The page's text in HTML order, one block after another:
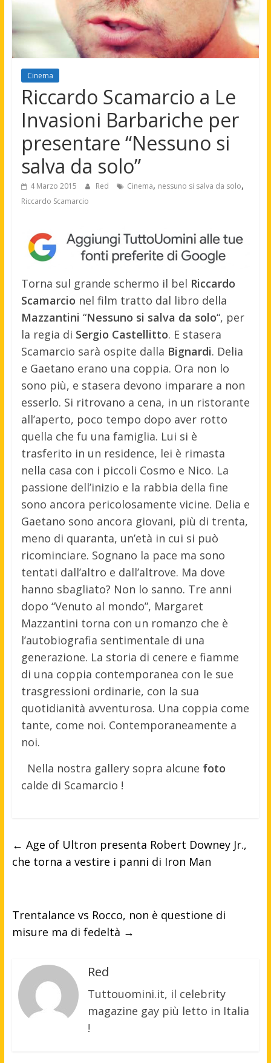
Cinema
Riccardo Scamarcio a Le
Invasioni Barbariche per
presentare “Nessuno si
salva da solo”
4 Marzo 2015 Red Cinema, nessuno si salva da solo,
Riccardo Scamarcio
Torna sul grande schermo il bel Riccardo
Scamarcio nel film tratto dal libro della
Mazzantini “Nessuno si salva da solo“, per
la regia di Sergio Castellitto. E stasera
Scamarcio sarà ospite dalla Bignardi. Delia
e Gaetano erano una coppia. Ora non lo
sono più, e stasera devono imparare a non
esserlo. Si ritrovano a cena, in un ristorante
all’aperto, poco tempo dopo aver rotto
quella che fu una famiglia. Lui si è
trasferito in un residence, lei è rimasta
nella casa con i piccoli Cosmo e Nico. La
passione dell’inizio e la rabbia della fine
sono ancora pericolosamente vicine. Delia e
Gaetano sono ancora giovani, più di trenta,
meno di quaranta, un’età in cui si può
ricominciare. Sognano la pace ma sono
tentati dall’altro e dall’altrove. Ma dove
hanno sbagliato? Non lo sanno. Tre anni
dopo “Venuto al mondo”, Margaret
Mazzantini torna con un romanzo che è
l’autobiografia sentimentale di una
generazione. La storia di cenere e fiamme
di una coppia contemporanea con le sue
trasgressioni ordinarie, con la sua
quotidianità avventurosa. Una coppia come
tante, come noi. Contemporaneamente a
noi.
Nella nostra gallery sopra alcune foto
calde di Scamarcio !
← Age of Ultron presenta Robert Downey Jr.,
che torna a vestire i panni di Iron Man
Trentalance vs Rocco, non è questione di
misure ma di fedeltà →
Red
Tuttouomini.it, il celebrity
magazine gay più letto in Italia
!